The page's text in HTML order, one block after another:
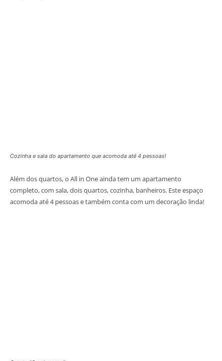
Cozinha e sala do apartamento que acomoda até 4 pessoas!
Além dos quartos, o All in One ainda tem um apartamento
completo, com sala, dois quartos, cozinha, banheiros. Este espaço
acomoda até 4 pessoas e também conta com um decoração linda!